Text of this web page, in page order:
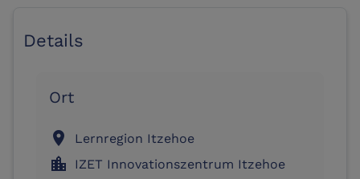
Details
Ort
location_on Lernregion Itzehoe
location_city IZET Innovationszentrum Itzehoe